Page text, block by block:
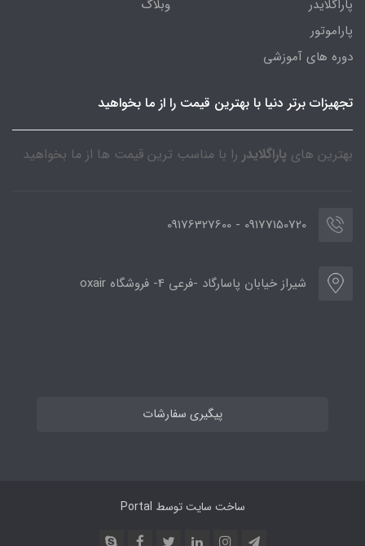
پاراگلایدر
پاراموتور
دوره های آموزشی
وبلاگ
تجهیزات برتر دنیا با بهترین قیمت را از ما بخواهید
بهترین های پاراگلایدر را با مناسب ترین قیمت ها از ما بخواهید
09177150720 - 09176327600
شیراز خیابان پاسارگاد -فرعی 4- فروشگاه oxair
پیگیری سفارشات
ساخت سایت توسط Portal